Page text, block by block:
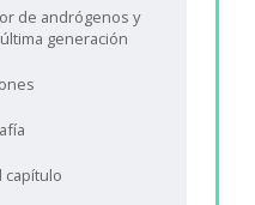
de andrógenos y
generación
capítulo